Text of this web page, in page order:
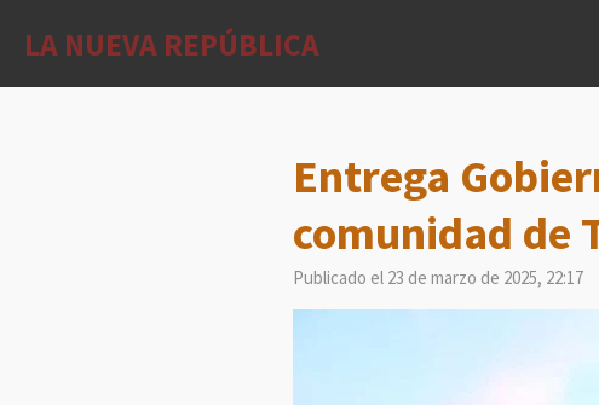
LA NUEVA REPÚBLICA
Entrega
comunidad de
Publicado el 23 de marzo de 2025, 22:17